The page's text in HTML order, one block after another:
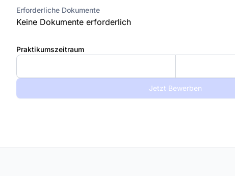
Erforderliche Dokumente
Keine Dokumente erforderlich
Praktikumszeitraum
Jetzt Bewerben